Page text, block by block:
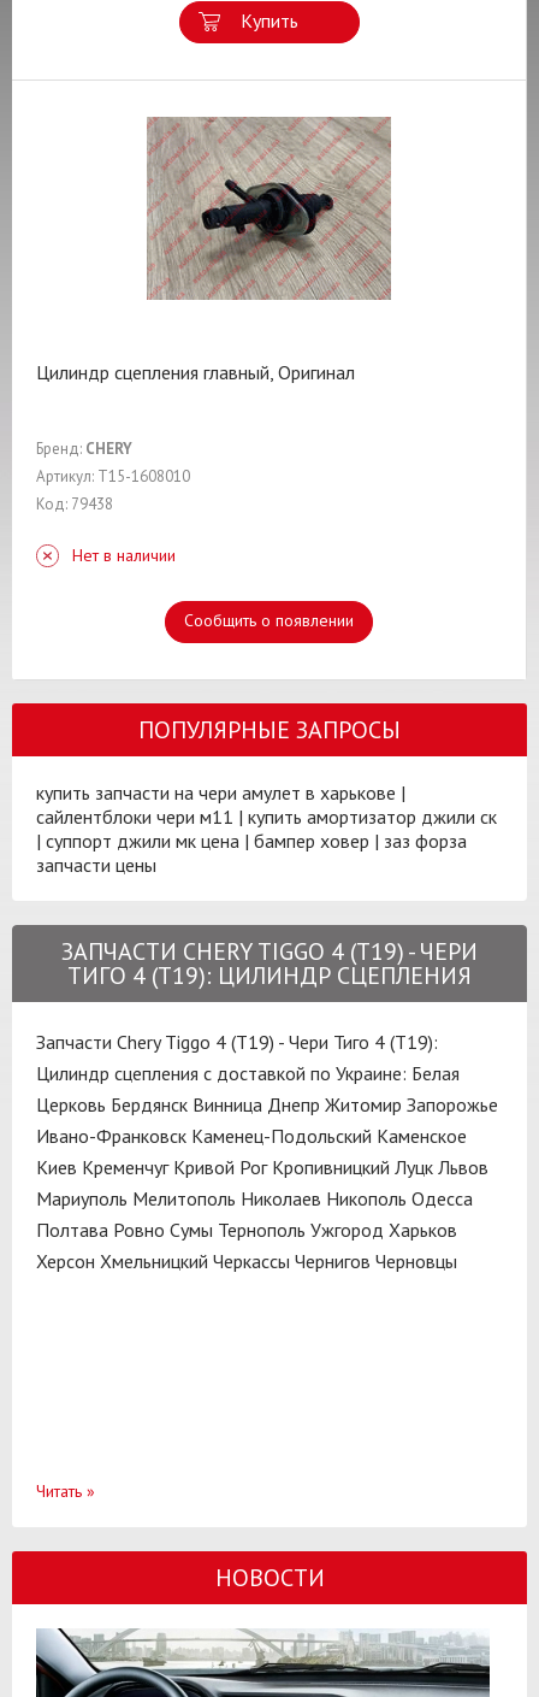
Купить
Цилиндр сцепления главный, Оригинал
Бренд: CHERY
Артикул: T15-1608010
Код: 79438
Нет в наличии
Сообщить о появлении
ПОПУЛЯРНЫЕ ЗАПРОСЫ
купить запчасти на чери амулет в харькове |
сайлентблоки чери м11 | купить амортизатор джили ск
| суппорт джили мк цена | бампер ховер | заз форза
запчасти цены
ЗАПЧАСТИ CHERY TIGGO 4 (T19) - ЧЕРИ
ТИГО 4 (T19): ЦИЛИНДР СЦЕПЛЕНИЯ
Запчасти Chery Tiggo 4 (T19) - Чери Тиго 4 (T19):
Цилиндр сцепления с доставкой по Украине: Белая
Церковь Бердянск Винница Днепр Житомир Запорожье
Ивано-Франковск Каменец-Подольский Каменское
Киев Кременчуг Кривой Рог Кропивницкий Луцк Львов
Мариуполь Мелитополь Николаев Никополь Одесса
Полтава Ровно Сумы Тернополь Ужгород Харьков
Херсон Хмельницкий Черкассы Чернигов Черновцы
Читать »
НОВОСТИ